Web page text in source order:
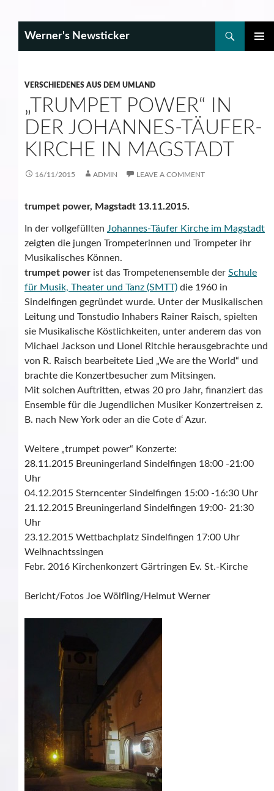
Werner's Newsticker
VERSCHIEDENES AUS DEM UMLAND
„TRUMPET POWER“ IN
DER JOHANNES-TÄUFER-
KIRCHE IN MAGSTADT
16/11/2015 ADMIN LEAVE A COMMENT
trumpet power, Magstadt 13.11.2015.
In der vollgefüllten Johannes-Täufer Kirche im Magstadt
zeigten die jungen Trompeterinnen und Trompeter ihr
Musikalisches Können.
trumpet power ist das Trompetenensemble der Schule
für Musik, Theater und Tanz (SMTT) die 1960 in
Sindelfingen gegründet wurde. Unter der Musikalischen
Leitung und Tonstudio Inhabers Rainer Raisch, spielten
sie Musikalische Köstlichkeiten, unter anderem das von
Michael Jackson und Lionel Ritchie herausgebrachte und
von R. Raisch bearbeitete Lied „We are the World“ und
brachte die Konzertbesucher zum Mitsingen.
Mit solchen Auftritten, etwas 20 pro Jahr, finanziert das
Ensemble für die Jugendlichen Musiker Konzertreisen z.
B. nach New York oder an die Cote d‘ Azur.
Weitere „trumpet power“ Konzerte:
28.11.2015 Breuningerland Sindelfingen 18:00 -21:00
Uhr
04.12.2015 Sterncenter Sindelfingen 15:00 -16:30 Uhr
21.12.2015 Breuningerland Sindelfingen 19:00- 21:30
Uhr
23.12.2015 Wettbachplatz Sindelfingen 17:00 Uhr
Weihnachtssingen
Febr. 2016 Kirchenkonzert Gärtringen Ev. St.-Kirche
Bericht/Fotos Joe Wölfling/Helmut Werner